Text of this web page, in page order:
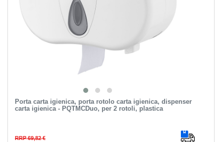
Porta carta igienica, porta rotolo carta igienica, dispenser
carta igienica - PQTMCDuo, per 2 rotoli, plastica
RRP 69,82 €